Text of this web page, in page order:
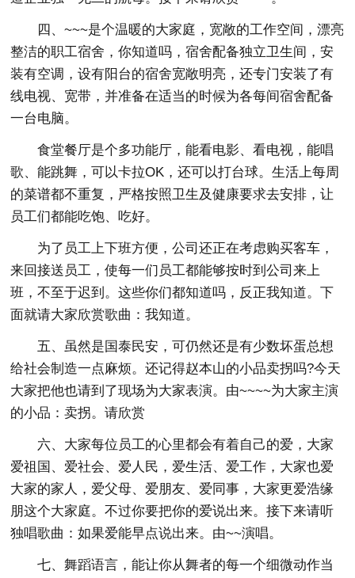
四、~~~是个温暖的大家庭，宽敞的工作空间，漂亮
整洁的职工宿舍，你知道吗，宿舍配备独立卫生间，安
装有空调，设有阳台的宿舍宽敞明亮，还专门安装了有
线电视、宽带，并准备在适当的时候为各每间宿舍配备
一台电脑。
食堂餐厅是个多功能厅，能看电影、看电视，能唱
歌、能跳舞，可以卡拉OK，还可以打台球。生活上每周
的菜谱都不重复，严格按照卫生及健康要求去安排，让
员工们都能吃饱、吃好。
为了员工上下班方便，公司还正在考虑购买客车，
来回接送员工，使每一们员工都能够按时到公司来上
班，不至于迟到。这些你们都知道吗，反正我知道。下
面就请大家欣赏歌曲：我知道。
五、虽然是国泰民安，可仍然还是有少数坏蛋总想
给社会制造一点麻烦。还记得赵本山的小品卖拐吗?今天
大家把他也请到了现场为大家表演。由~~~~为大家主演
的小品：卖拐。请欣赏
六、大家每位员工的心里都会有着自己的爱，大家
爱祖国、爱社会、爱人民，爱生活、爱工作，大家也爱
大家的家人，爱父母、爱朋友、爱同事，大家更爱浩缘
朋这个大家庭。不过你要把你的爱说出来。接下来请听
独唱歌曲：如果爱能早点说出来。由~~演唱。
七、舞蹈语言，能让你从舞者的每一个细微动作当